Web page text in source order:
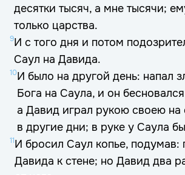
десятки тысяч, а мне тысячи;
только царства.
9И с того дня и потом
Саул на Давида.
10И было на другой день: напал
Бога на Саула, и он
а Давид играл рукою своею на
в другие дни; в руке у Саула
11И бросил Саул копье, подумав:
Давида к стене; но Давид два